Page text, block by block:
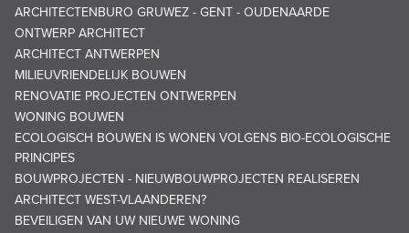
ARCHITECTENBURO GRUWEZ - GENT - OUDENAARDE
ONTWERP ARCHITECT
ARCHITECT ANTWERPEN
MILIEUVRIENDELIJK BOUWEN
RENOVATIE PROJECTEN ONTWERPEN
WONING BOUWEN
ECOLOGISCH BOUWEN IS WONEN VOLGENS BIO-ECOLOGISCHE
PRINCIPES
BOUWPROJECTEN - NIEUWBOUWPROJECTEN REALISEREN
ARCHITECT WEST-VLAANDEREN?
BEVEILIGEN VAN UW NIEUWE WONING